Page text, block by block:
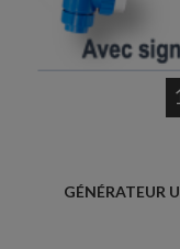
GÉNÉRATEUR